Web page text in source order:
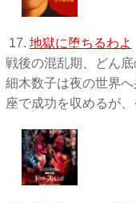
17. 地獄に堕ちるわよ
戦後の混乱期、どん
細木数子は夜の世界
座で成功を収めるが